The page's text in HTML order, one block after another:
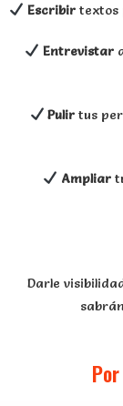
Escribirtextos
Entrevistar
Pulir tus
Ampliar
Darle